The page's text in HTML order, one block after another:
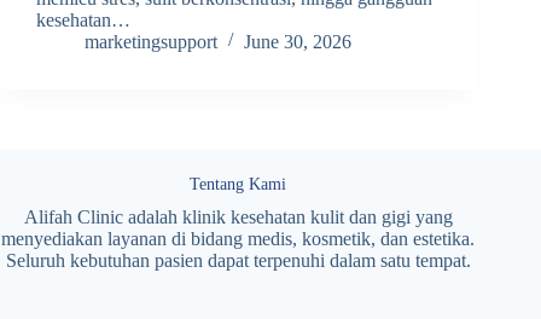
kesehatan…
marketingsupport
June 30, 2026
Tentang Kami
Alifah Clinic adalah klinik kesehatan kulit dan gigi yang
menyediakan layanan di bidang medis, kosmetik, dan estetika.
Seluruh kebutuhan pasien dapat terpenuhi dalam satu tempat.